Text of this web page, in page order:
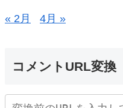
« 2月 4月 »
コメントURL変換